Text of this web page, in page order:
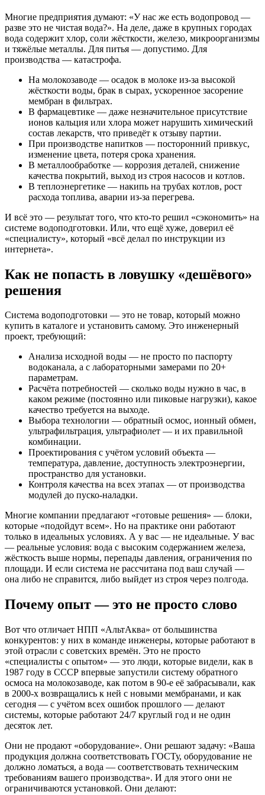
Многие предприятия думают: «У нас же есть водопровод —
разве это не чистая вода?». На деле, даже в крупных городах
вода содержит хлор, соли жёсткости, железо, микроорганизмы
и тяжёлые металлы. Для питья — допустимо. Для
производства — катастрофа.
На молокозаводе — осадок в молоке из-за высокой
жёсткости воды, брак в сырах, ускоренное засорение
мембран в фильтрах.
В фармацевтике — даже незначительное присутствие
ионов кальция или хлора может нарушить химический
состав лекарств, что приведёт к отзыву партии.
При производстве напитков — посторонний привкус,
изменение цвета, потеря срока хранения.
В металлообработке — коррозия деталей, снижение
качества покрытий, выход из строя насосов и котлов.
В теплоэнергетике — накипь на трубах котлов, рост
расхода топлива, аварии из-за перегрева.
И всё это — результат того, что кто-то решил «сэкономить» на
системе водоподготовки. Или, что ещё хуже, доверил её
«специалисту», который «всё делал по инструкции из
интернета».
Как не попасть в ловушку «дешёвого»
решения
Система водоподготовки — это не товар, который можно
купить в каталоге и установить самому. Это инженерный
проект, требующий:
Анализа исходной воды — не просто по паспорту
водоканала, а с лабораторными замерами по 20+
параметрам.
Расчёта потребностей — сколько воды нужно в час, в
каком режиме (постоянно или пиковые нагрузки), какое
качество требуется на выходе.
Выбора технологии — обратный осмос, ионный обмен,
ультрафильтрация, ультрафиолет — и их правильной
комбинации.
Проектирования с учётом условий объекта —
температура, давление, доступность электроэнергии,
пространство для установки.
Контроля качества на всех этапах — от производства
модулей до пуско-наладки.
Многие компании предлагают «готовые решения» — блоки,
которые «подойдут всем». Но на практике они работают
только в идеальных условиях. А у вас — не идеальные. У вас
— реальные условия: вода с высоким содержанием железа,
жёсткость выше нормы, перепады давления, ограничения по
площади. И если система не рассчитана под ваш случай —
она либо не справится, либо выйдет из строя через полгода.
Почему опыт — это не просто слово
Вот что отличает НПП «АльтАква» от большинства
конкурентов: у них в команде инженеры, которые работают в
этой отрасли с советских времён. Это не просто
«специалисты с опытом» — это люди, которые видели, как в
1987 году в СССР впервые запустили систему обратного
осмоса на молокозаводе, как потом в 90-е её забрасывали, как
в 2000-х возвращались к ней с новыми мембранами, и как
сегодня — с учётом всех ошибок прошлого — делают
системы, которые работают 24/7 круглый год и не один
десяток лет.
Они не продают «оборудование». Они решают задачу: «Ваша
продукция должна соответствовать ГОСТу, оборудование не
должно ломаться, а вода — соответствовать техническим
требованиям вашего производства». И для этого они не
ограничиваются установкой. Они делают: